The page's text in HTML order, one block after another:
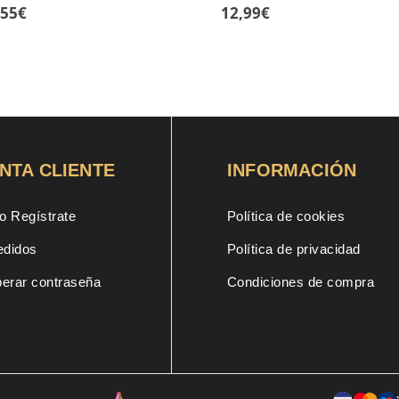
€El
12,99€
CLIENTE
Regístrate
contraseña
INFORMACIÓN
Política de cookies
Política de privacidad
Condiciones de compra